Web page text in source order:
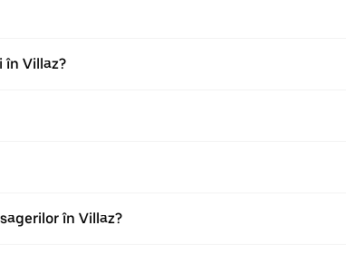
în Villaz?
în Villaz?